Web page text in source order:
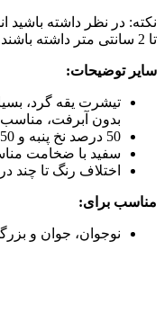
نکته: در نظر داشته باشید
تا 2 سانتی متر داشته باشند.
سایر توضیحات:
تیشرت یقه گرد،
بدون آبرفت،
50 درصد نخ پنبه و 50 درصد پلی استر
سفید با ضخامت
اختلاف رنگ تا
مناسب برای:
نوجوان، جوان و